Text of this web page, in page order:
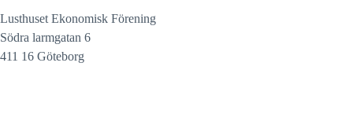
Lusthuset Ekonomisk Förening
Södra larmgatan 6
411 16 Göteborg